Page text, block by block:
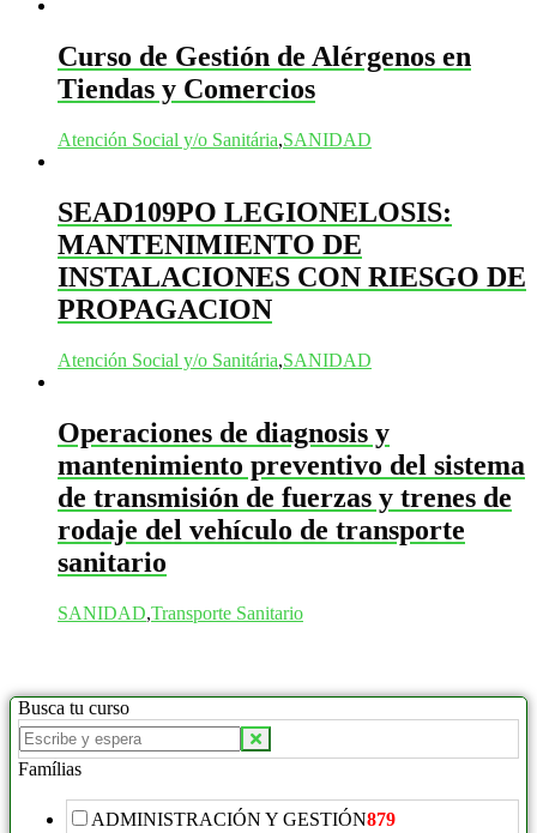
Curso de Gestión de Alérgenos en
Tiendas y Comercios
Atención Social y/o Sanitária,SANIDAD
SEAD109PO LEGIONELOSIS:
MANTENIMIENTO DE
INSTALACIONES CON RIESGO DE
PROPAGACION
Atención Social y/o Sanitária,SANIDAD
Operaciones de diagnosis y
mantenimiento preventivo del sistema
de transmisión de fuerzas y trenes de
rodaje del vehículo de transporte
sanitario
SANIDAD,Transporte Sanitario
Busca tu curso
Buscar
productos:
Famílias
ADMINISTRACIÓN Y GESTIÓN879